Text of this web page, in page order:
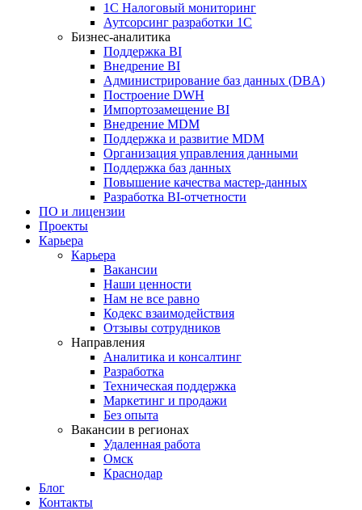
1С Налоговый мониторинг
Аутсорсинг разработки 1С
Бизнес-аналитика
Поддержка BI
Внедрение BI
Администрирование баз данных (DBA)
Построение DWH
Импортозамещение BI
Внедрение MDM
Поддержка и развитие MDM
Организация управления данными
Поддержка баз данных
Повышение качества мастер-данных
Разработка BI-отчетности
ПО и лицензии
Проекты
Карьера
Карьера
Вакансии
Наши ценности
Нам не все равно
Кодекс взаимодействия
Отзывы сотрудников
Направления
Аналитика и консалтинг
Разработка
Техническая поддержка
Маркетинг и продажи
Без опыта
Вакансии в регионах
Удаленная работа
Омск
Краснодар
Блог
Контакты